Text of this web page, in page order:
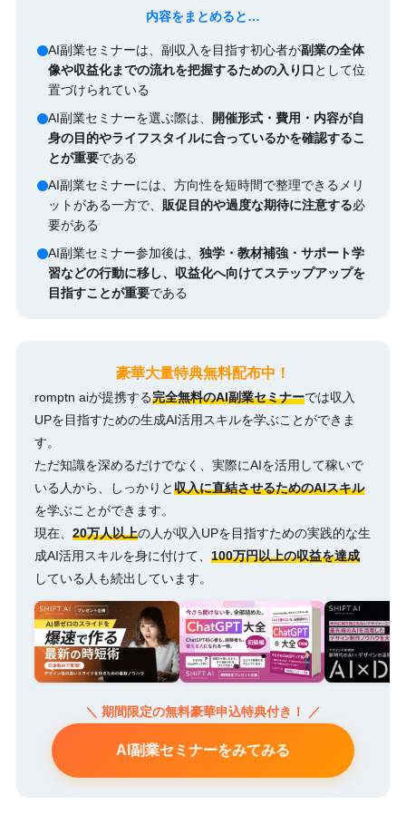
内容をまとめると…
AI副業セミナーは、副収入を目指す初心者が副業の全体
像や収益化までの流れを把握するための入り口 として位
置づけられている
AI副業セミナーを選ぶ際は、 開催形式・費用・内容が自
身の目的やライフスタイルに合っているかを確認するこ
とが重要である
AI副業セミナーには、方向性を短時間で整理できるメリ
ットがある一方で、販促目的や過度な期待に注意する必
要がある
AI副業セミナー参加後は、独学・教材補強・サポート学
習などの行動に移し、収益化へ向けてステップアップを
目指すことが重要である
豪華大量特典無料配布中！
romptn aiが提携する完全無料のAI副業セミナーでは収入
UPを目指すための生成AI活用スキルを学ぶことができま
す。
ただ知識を深めるだけでなく、実際にAIを活用して稼いで
いる人から、しっかりと収入に直結させるためのAIスキル
を学ぶことができます。
現在、20万人以上の人が収入UPを目指すための実践的な生
成AI活用スキルを身に付けて、100万円以上の収益を達成
している人も続出しています。
＼ 期間限定の無料豪華申込特典付き！ ／
AI副業セミナーをみてみる